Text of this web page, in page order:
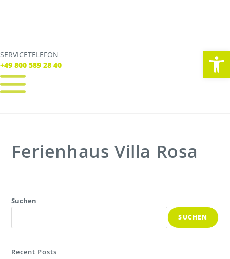
SERVICETELEFON
+49 800 589 28 40
SERVICE TELEFON
+49 800 589 28 40
Tickets
Freizeit
Ferienhaus Villa Rosa
Suchen
SUCHEN
Recent Posts